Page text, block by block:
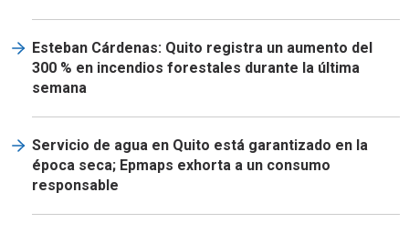
Esteban Cárdenas: Quito registra un aumento del
300 % en incendios forestales durante la última
semana
Servicio de agua en Quito está garantizado en la
época seca; Epmaps exhorta a un consumo
responsable